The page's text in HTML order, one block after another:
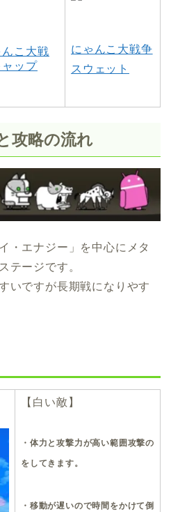
んこ大戦
ップ
にゃんこ大戦争
スウェット
攻略の流れ
・エナジー」を中心にメタ
テージです。
いですが長期戦になりやす
【白い敵】
・体力と攻撃力が高い範囲攻撃の
をしてきます。
・移動が遅いので時間をかけて倒